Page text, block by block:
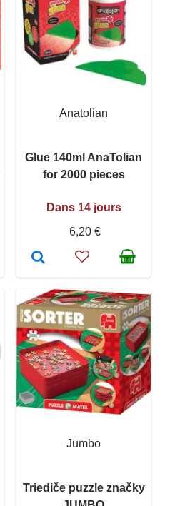
Anatolian
Glue 140ml AnaTolian
for 2000 pieces
Dans 14 jours
6,20 €
Jumbo
Triediče puzzle značky